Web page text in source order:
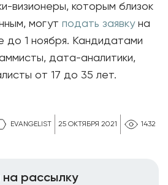
EVANGELIST 25 ОКТЯБРЯ 2021 1432
визионеры, которым близок
могут подать заявкуна
до 1 ноября. Кандидатами
дата-аналитики,
от 17 до 35 лет.
рассылку